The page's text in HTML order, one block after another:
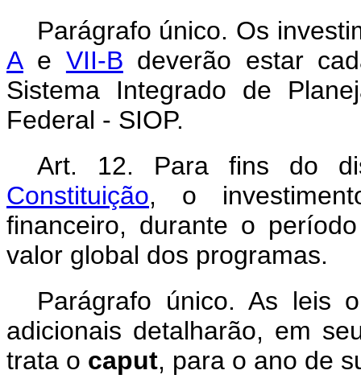
Parágrafo único. Os
A e VII-B deverão estar
Sistema Integrado de
Federal - SIOP.
Art. 12. Para fins do
Constituição, o
financeiro, durante o
valor global dos programas.
Parágrafo único. As leis
adicionais detalharão, em
trata o caput, para o ano de